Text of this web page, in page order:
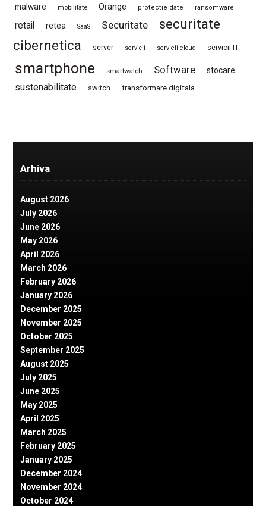
malware mobilitate Orange protectie date ransomware
retail retea SaaS Securitate
securitate
cibernetica
server servicii servicii cloud servicii IT
smartphone smartwatch Software stocare
sustenabilitate switch transformare digitala
Arhiva
August 2026
July 2026
June 2026
May 2026
April 2026
March 2026
February 2026
January 2026
December 2025
November 2025
October 2025
September 2025
August 2025
July 2025
June 2025
May 2025
April 2025
March 2025
February 2025
January 2025
December 2024
November 2024
October 2024